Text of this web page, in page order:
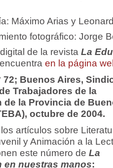
Máximo Arias y
fotográfico: Jorge
de la revista La
en la página
72; Buenos Aires,
Trabajadores de la
de la Provincia de
octubre de 2004.
artículos sobre
y Animación a la
este número de La
en nuestras manos: